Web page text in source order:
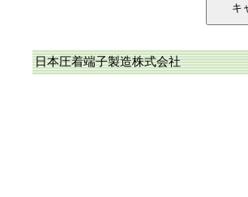
日本圧着端子製造株式会社